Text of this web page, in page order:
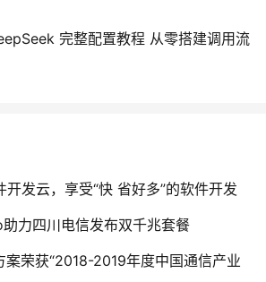
完整配置教程 从零搭建调用流
发云，享受“快 省好多”的软件开发
力四川电信发布双千兆套餐
荣获“2018-2019年度中国通信产业